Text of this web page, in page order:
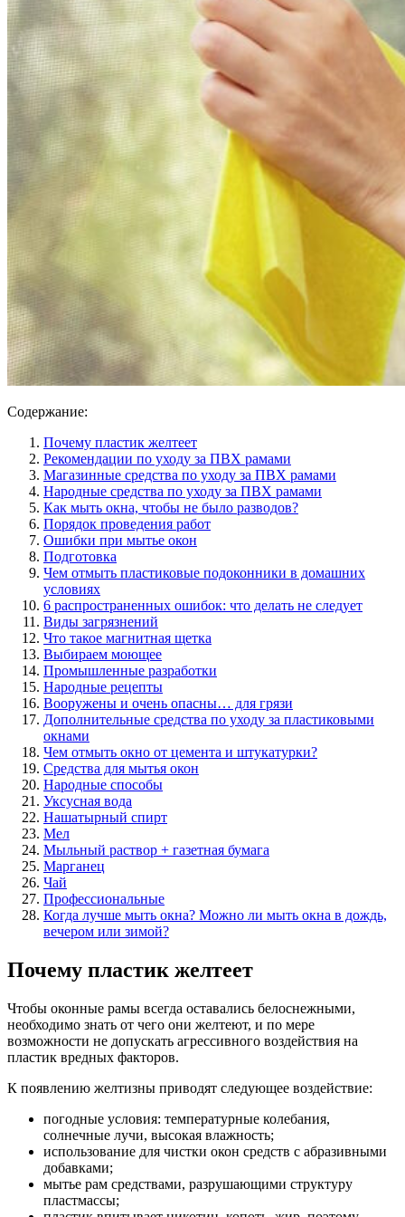
Содержание:
Почему пластик желтеет
Рекомендации по уходу за ПВХ рамами
Магазинные средства по уходу за ПВХ рамами
Народные средства по уходу за ПВХ рамами
Как мыть окна, чтобы не было разводов?
Порядок проведения работ
Ошибки при мытье окон
Подготовка
Чем отмыть пластиковые подоконники в домашних
условиях
6 распространенных ошибок: что делать не следует
Виды загрязнений
Что такое магнитная щетка
Выбираем моющее
Промышленные разработки
Народные рецепты
Вооружены и очень опасны… для грязи
Дополнительные средства по уходу за пластиковыми
окнами
Чем отмыть окно от цемента и штукатурки?
Средства для мытья окон
Народные способы
Уксусная вода
Нашатырный спирт
Мел
Мыльный раствор + газетная бумага
Марганец
Чай
Профессиональные
Когда лучше мыть окна? Можно ли мыть окна в дождь,
вечером или зимой?
Почему пластик желтеет
Чтобы оконные рамы всегда оставались белоснежными,
необходимо знать от чего они желтеют, и по мере
возможности не допускать агрессивного воздействия на
пластик вредных факторов.
К появлению желтизны приводят следующее воздействие:
погодные условия: температурные колебания,
солнечные лучи, высокая влажность;
использование для чистки окон средств с абразивными
добавками;
мытье рам средствами, разрушающими структуру
пластмассы;